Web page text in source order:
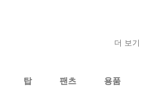
더 보기
탑 팬츠 용품